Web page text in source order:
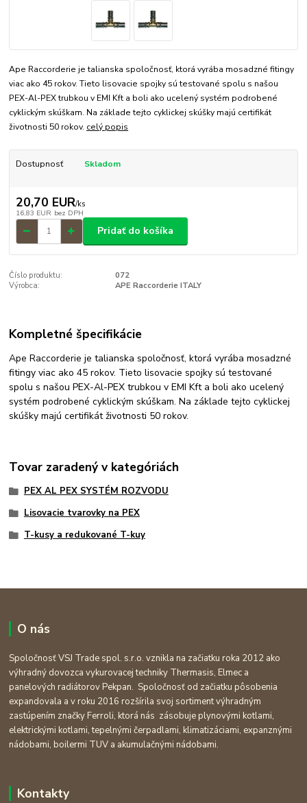
Ape Raccorderie je talianska spoločnosť, ktorá vyrába mosadzné fitingy
viac ako 45 rokov. Tieto lisovacie spojky sú testované spolu s našou
PEX-Al-PEX trubkou v EMI Kft a boli ako ucelený systém podrobené
cyklickým skúškam. Na základe tejto cyklickej skúšky majú certifikát
životnosti 50 rokov. celý popis
Dostupnosť Skladom
20,70 EUR/ks
16,83 EUR bez DPH
Pridať do košíka
Číslo produktu:
072
Výrobca:
APE Raccorderie ITALY
Kompletné špecifikácie
Ape Raccorderie je talianska spoločnosť, ktorá vyrába mosadzné
fitingy viac ako 45 rokov. Tieto lisovacie spojky sú testované
spolu s našou PEX-Al-PEX trubkou v EMI Kft a boli ako ucelený
systém podrobené cyklickým skúškam. Na základe tejto cyklickej
skúšky majú certifikát životnosti 50 rokov.
Tovar zaradený v kategóriách
PEX AL PEX SYSTÉM ROZVODU
Lisovacie tvarovky na PEX
T-kusy a redukované T-kuy
O nás
Spoločnosť VSJ Trade spol. s.r.o. vznikla na začiatku roka 2012 ako
výhradný dovozca vykurovacej techniky Thermasis, Elmec a
panelových radiátorov Pekpan. Spoločnosť od začiatku pôsobenia
expandovala a v roku 2016 rozšírila svoj sortiment výhradným
zastúpením značky Ferroli, ktorá nás zásobuje plynovými kotlami,
elektrickými kotlami, tepelnými čerpadlami, klimatizáciami, expanznými
nádobami, boilermi TUV a akumulačnými nádobami.
Kontakty